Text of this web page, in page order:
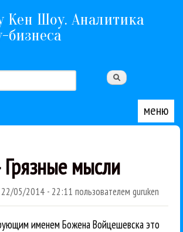
к основному содержанию
Кен Шоу. Аналитика
бизнеса
меню
мысли
22/05/2014 - 22:11 пользователем guruken
именем Божена Войцешевска это